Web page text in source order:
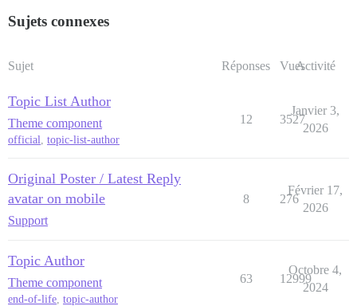
Sujets connexes
Sujet Réponses VuesActivité
Topic List Author
Theme component
official topic-list-author
12 3527
Janvier 3,
2026
Original Poster / Latest Reply
avatar on mobile
Support
8 276
Février 17,
2026
Topic Author
Theme component
end-of-life topic-author
63 12999
Octobre 4,
2024